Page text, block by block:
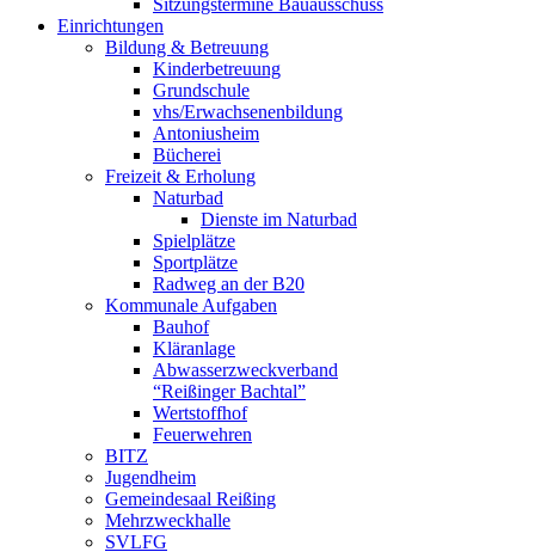
Sitzungstermine Bauausschuss
Einrichtungen
Bildung & Betreuung
Kinderbetreuung
Grundschule
vhs/Erwachsenenbildung
Antoniusheim
Bücherei
Freizeit & Erholung
Naturbad
Dienste im Naturbad
Spielplätze
Sportplätze
Radweg an der B20
Kommunale Aufgaben
Bauhof
Kläranlage
Abwasserzweckverband
“Reißinger Bachtal”
Wertstoffhof
Feuerwehren
BITZ
Jugendheim
Gemeindesaal Reißing
Mehrzweckhalle
SVLFG